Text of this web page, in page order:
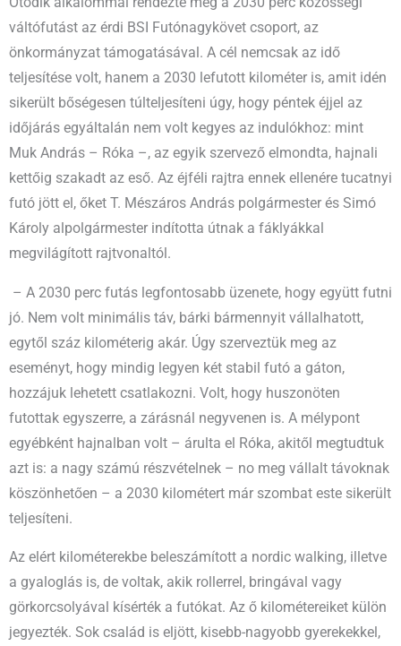
váltófutást az érdi BSI Futónagykövet csoport, az
önkormányzat támogatásával. A cél nemcsak az idő
teljesítése volt, hanem a 2030 lefutott kilométer is, amit idén
sikerült bőségesen túlteljesíteni úgy, hogy péntek éjjel az
időjárás egyáltalán nem volt kegyes az indulókhoz: mint
Muk András – Róka –, az egyik szervező elmondta, hajnali
kettőig szakadt az eső. Az éjféli rajtra ennek ellenére tucatnyi
futó jött el, őket T. Mészáros András polgármester és Simó
Károly alpolgármester indította útnak a fáklyákkal
megvilágított rajtvonaltól.
– A 2030 perc futás legfontosabb üzenete, hogy együtt futni
jó. Nem volt minimális táv, bárki bármennyit vállalhatott,
egytől száz kilométerig akár. Úgy szerveztük meg az
eseményt, hogy mindig legyen két stabil futó a gáton,
hozzájuk lehetett csatlakozni. Volt, hogy huszonöten
futottak egyszerre, a zárásnál negyvenen is. A mélypont
egyébként hajnalban volt – árulta el Róka, akitől megtudtuk
azt is: a nagy számú részvételnek – no meg vállalt távoknak
köszönhetően – a 2030 kilométert már szombat este sikerült
teljesíteni.
Az elért kilométerekbe beleszámított a nordic walking, illetve
a gyaloglás is, de voltak, akik rollerrel, bringával vagy
görkorcsolyával kísérték a futókat. Az ő kilométereiket külön
jegyezték. Sok család is eljött, kisebb-nagyobb gyerekekkel,